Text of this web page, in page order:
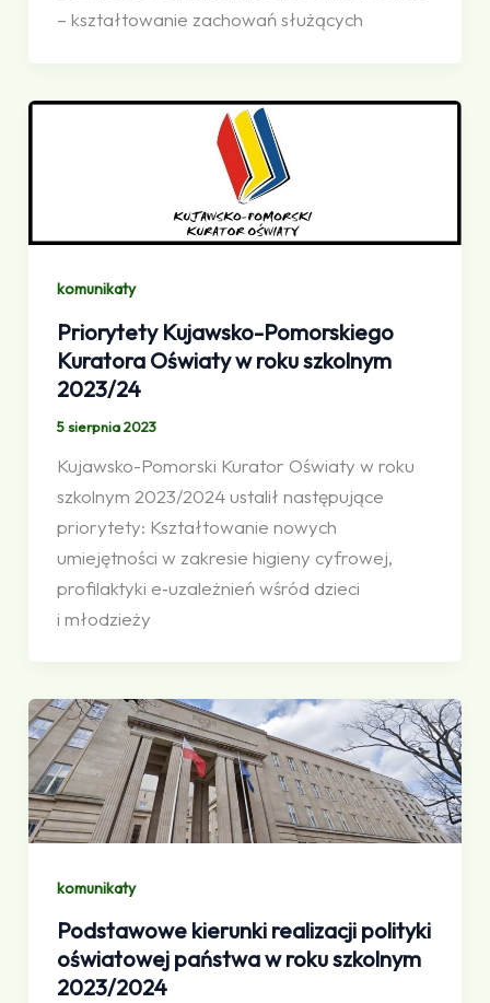
– kształtowanie zachowań służących
komunikaty
Priorytety Kujawsko-Pomorskiego
Kuratora Oświaty w roku szkolnym
2023/24
5 sierpnia 2023
Kujawsko-Pomorski Kurator Oświaty w roku
szkolnym 2023/2024 ustalił następujące
priorytety: Kształtowanie nowych
umiejętności w zakresie higieny cyfrowej,
profilaktyki e‑uzależnień wśród dzieci
i młodzieży
komunikaty
Podstawowe kierunki realizacji polityki
oświatowej państwa w roku szkolnym
2023/2024